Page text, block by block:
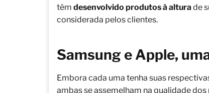
têm desenvolvido produtos à alturade
considerada pelos clientes.
Samsung e Apple,
Embora cada uma tenha suas
ambas se assemelham na qualidade